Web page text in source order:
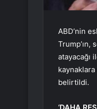
ABD’nin
Trump’ın,
atayacağı
kaynaklara
belirtildi.